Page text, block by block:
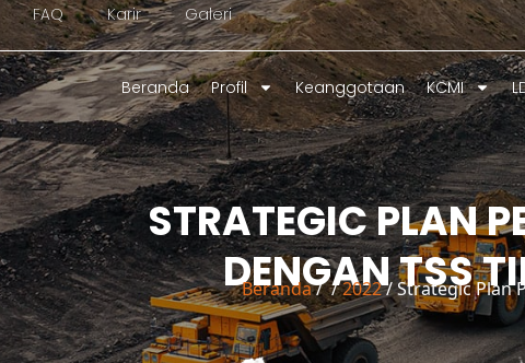
ke
konten
FAQ Karir Galeri
Beranda Profil Keanggotaan KCMI
STRATEGIC PLAN
DENGAN TSS
Beranda//2022/ Strategic Plan